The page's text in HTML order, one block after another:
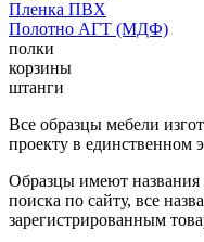
Пленка ПВХ
Полотно АГТ (МДФ)
полки
корзины
штанги
Все образцы мебели
проекту в единственном
Образцы имеют названия
поиска по сайту, все
зарегистрированным